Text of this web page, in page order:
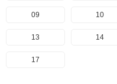
09 10
13 14
17